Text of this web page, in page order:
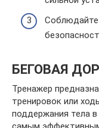
Соблюдайте
БЕГОВАЯ
Тренажер
тренировок или
поддержания тела